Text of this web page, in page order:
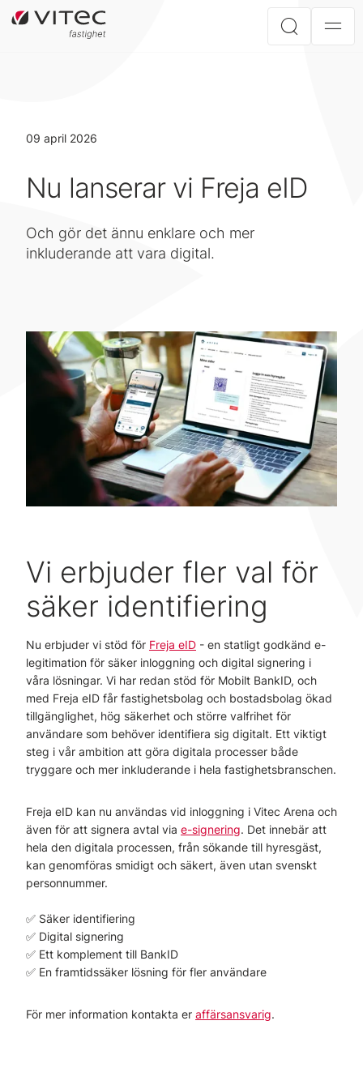
09 april 2026
Nu lanserar vi Freja eID
Och gör det ännu enklare och mer
inkluderande att vara digital.
Vi erbjuder fler val för
säker identifiering
Nu erbjuder vi stöd för Freja eID - en statligt godkänd e-
legitimation för säker inloggning och digital signering i
våra lösningar. Vi har redan stöd för Mobilt BankID, och
med Freja eID får fastighetsbolag och bostadsbolag ökad
tillgänglighet, hög säkerhet och större valfrihet för
användare som behöver identifiera sig digitalt. Ett viktigt
steg i vår ambition att göra digitala processer både
tryggare och mer inkluderande i hela fastighetsbranschen.
Freja eID kan nu användas vid inloggning i Vitec Arena och
även för att signera avtal via e-signering. Det innebär att
hela den digitala processen, från sökande till hyresgäst,
kan genomföras smidigt och säkert, även utan svenskt
personnummer.
✅ Säker identifiering
✅ Digital signering
✅ Ett komplement till BankID
✅ En framtidssäker lösning för fler användare
För mer information kontakta er affärsansvarig.